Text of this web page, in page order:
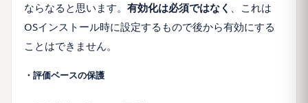
ならなると思います。 有効化は必須ではなく 、これは
OSインストール時に設定するもので後から有効にする
ことはできません。
・評価ベースの保護